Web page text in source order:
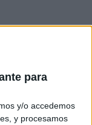
para
y/o accedemos
y procesamos
el